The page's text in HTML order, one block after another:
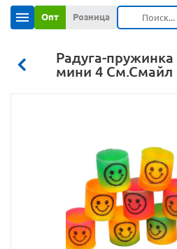
Опт Розница
Радуга-
мини 4 См.Смайл